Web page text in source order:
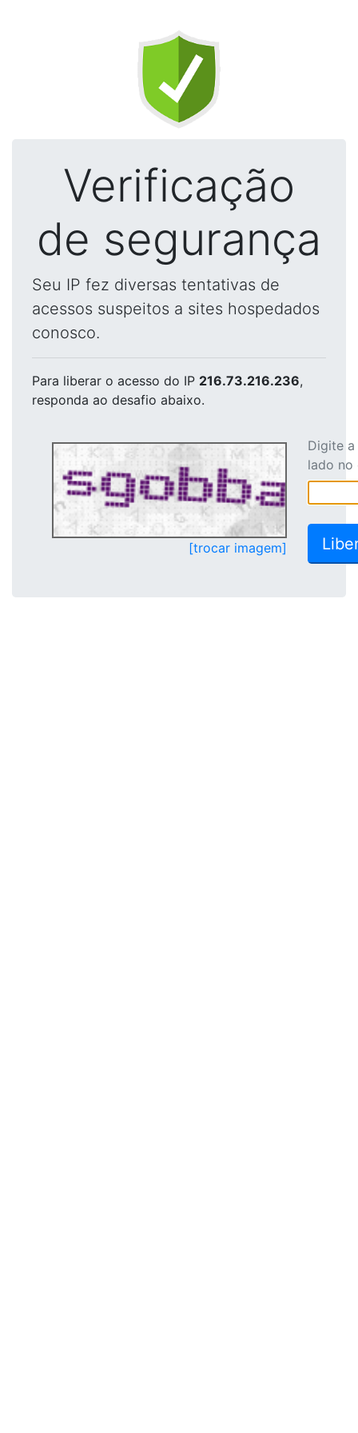
Verificação
de segurança
Seu IP fez diversas tentativas de
acessos suspeitos a sites hospedados
conosco.
Para liberar o acesso do IP 216.73.216.236,
responda ao desafio abaixo.
[trocar imagem]
Digite
lado no